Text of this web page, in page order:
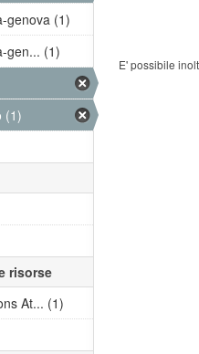
E' possibile
genova (1)
gen... (1)
(1)
risorse
At... (1)